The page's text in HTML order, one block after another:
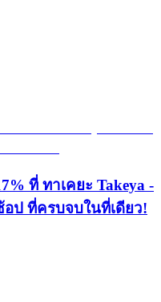
ที่ ทาเคยะ Takeya -
อป ที่ครบจบในที่เดียว!